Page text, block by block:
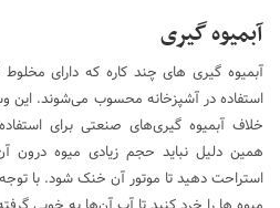
آبمیوه گیری
آبمیوه گیری های چند کاره که دارای
استفاده در آشپزخانه محسوب می‌شوند. این
خلاف آبمیوه گیری‌های صنعتی برای
همین دلیل نباید حجم زیادی میوه درون
استراحت دهید تا موتور آن خنک شود. با